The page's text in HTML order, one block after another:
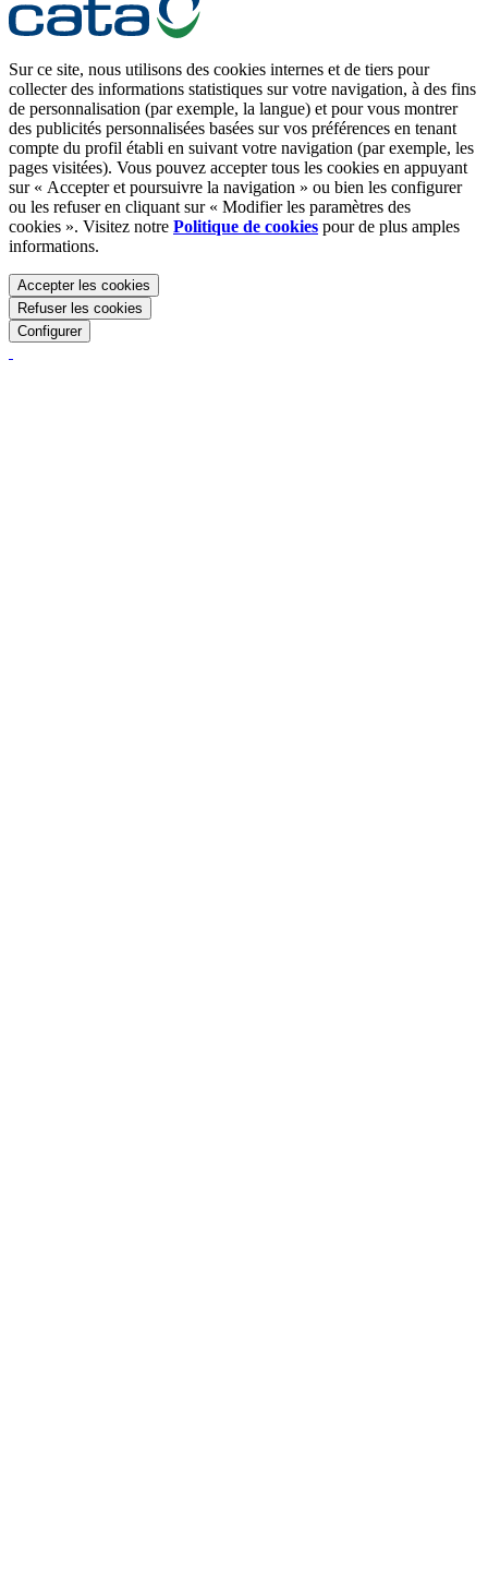
Sur ce site, nous utilisons des cookies internes et de tiers pour
collecter des informations statistiques sur votre navigation, à des fins
de personnalisation (par exemple, la langue) et pour vous montrer
des publicités personnalisées basées sur vos préférences en tenant
compte du profil établi en suivant votre navigation (par exemple, les
pages visitées). Vous pouvez accepter tous les cookies en appuyant
sur « Accepter et poursuivre la navigation » ou bien les configurer
ou les refuser en cliquant sur « Modifier les paramètres des
cookies ». Visitez notre Politique de cookies pour de plus amples
informations.
Accepter les cookies
Refuser les cookies
Configurer